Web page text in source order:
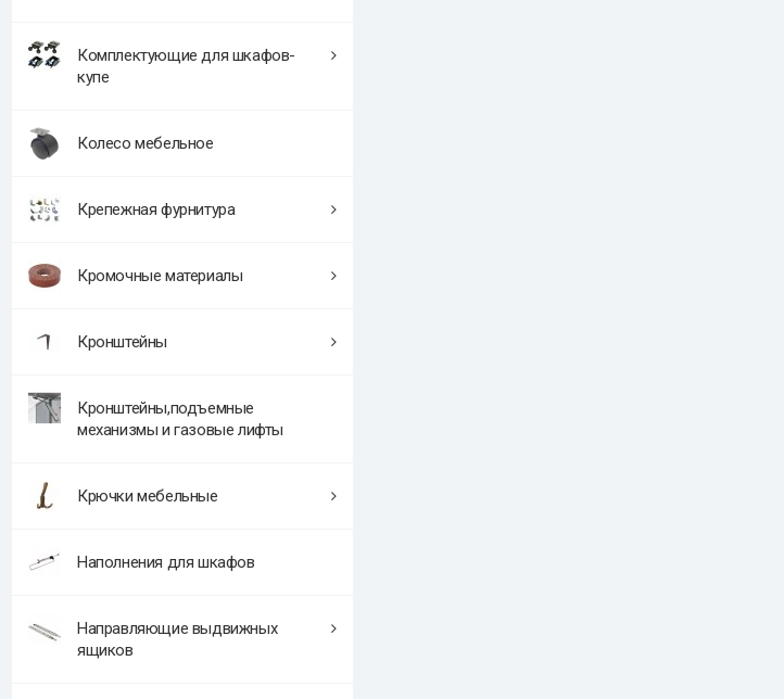
Комплектующие для шкафов-
купе
Колесо мебельное
Крепежная фурнитура
Кромочные материалы
Кронштейны
Кронштейны,подъемные
механизмы и газовые лифты
Крючки мебельные
Наполнения для шкафов
Направляющие выдвижных
ящиков